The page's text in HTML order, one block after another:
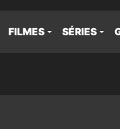
FILMES SÉRIES